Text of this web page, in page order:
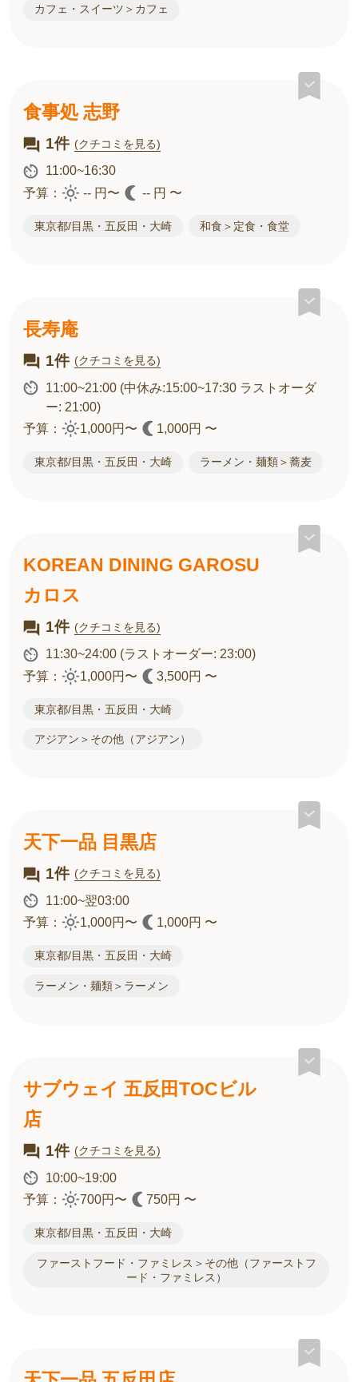
カフェ・スイーツ＞カフェ
食事処 志野
1件 (クチコミを見る)
11:00~16:30
予算：
-- 円〜 -- 円 〜
東京都/目黒・五反田・大崎 和食＞定食・食堂
長寿庵
1件 (クチコミを見る)
11:00~21:00 (中休み:15:00~17:30 ラストオーダ
ー: 21:00)
予算：
1,000円〜 1,000円 〜
東京都/目黒・五反田・大崎 ラーメン・麺類＞蕎麦
KOREAN DINING GAROSU
カロス
1件 (クチコミを見る)
11:30~24:00 (ラストオーダー: 23:00)
予算：
1,000円〜 3,500円 〜
東京都/目黒・五反田・大崎
アジアン＞その他（アジアン）
天下一品 目黒店
1件 (クチコミを見る)
11:00~翌03:00
予算：
1,000円〜 1,000円 〜
東京都/目黒・五反田・大崎
ラーメン・麺類＞ラーメン
サブウェイ 五反田TOCビル
店
1件 (クチコミを見る)
10:00~19:00
予算：
700円〜 750円 〜
東京都/目黒・五反田・大崎
ファーストフード・ファミレス＞その他（ファーストフ
ード・ファミレス）